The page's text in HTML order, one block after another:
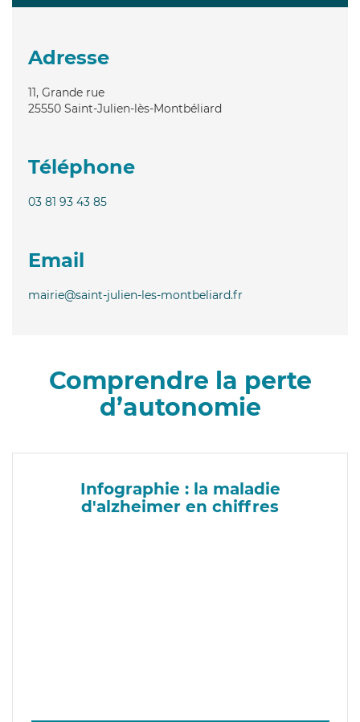
Adresse
11, Grande rue
25550 Saint-Julien-lès-Montbéliard
Téléphone
03 81 93 43 85
Email
mairie@saint-julien-les-montbeliard.fr
Comprendre la perte
d’autonomie
Infographie : la maladie
d'alzheimer en chiffres